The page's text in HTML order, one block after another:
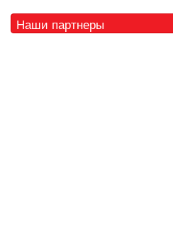
Наши партнеры